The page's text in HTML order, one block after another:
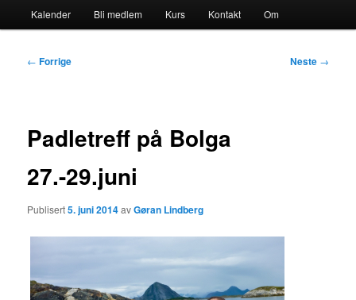
Kalender Bli medlem Kurs Kontakt Om
Innleggsnavigasjon
← Forrige Neste →
Padletreff på Bolga
27.-29.juni
Publisert5. juni 2014avGøran Lindberg